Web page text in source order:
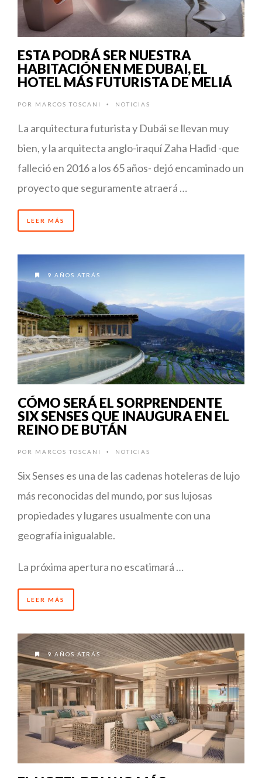
ESTA PODRÁ SER NUESTRA
HABITACIÓN EN ME DUBAI, EL
HOTEL MÁS FUTURISTA DE MELIÁ
POR MARCOS TOSCANI • NOTICIAS
La arquitectura futurista y Dubái se llevan muy
bien, y la arquitecta anglo-iraquí Zaha Hadid -que
falleció en 2016 a los 65 años- dejó encaminado un
proyecto que seguramente atraerá …
LEER MÁS
9 AÑOS ATRÁS
CÓMO SERÁ EL SORPRENDENTE
SIX SENSES QUE INAUGURA EN EL
REINO DE BUTÁN
POR MARCOS TOSCANI • NOTICIAS
Six Senses es una de las cadenas hoteleras de lujo
más reconocidas del mundo, por sus lujosas
propiedades y lugares usualmente con una
geografía inigualable.
La próxima apertura no escatimará …
LEER MÁS
9 AÑOS ATRÁS